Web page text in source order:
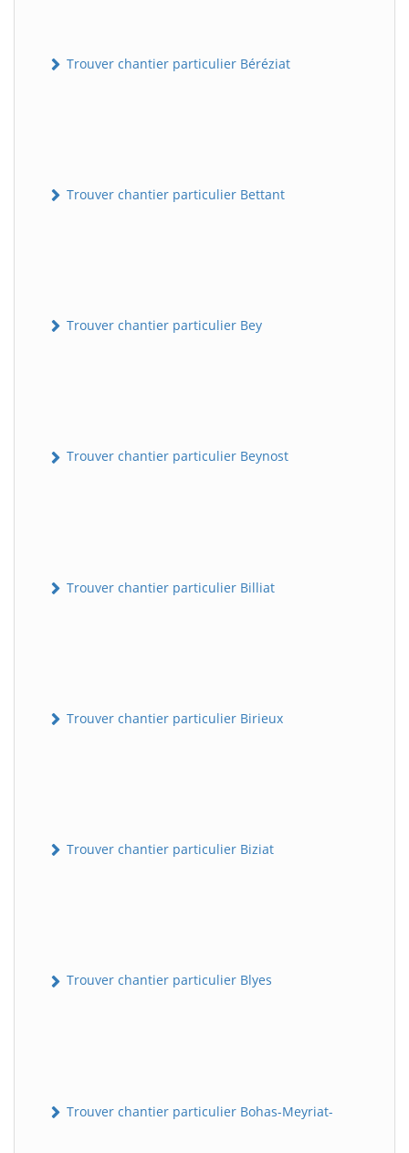
Trouver chantier particulier Béréziat
Trouver chantier particulier Bettant
Trouver chantier particulier Bey
Trouver chantier particulier Beynost
Trouver chantier particulier Billiat
Trouver chantier particulier Birieux
Trouver chantier particulier Biziat
Trouver chantier particulier Blyes
Trouver chantier particulier Bohas-Meyriat-